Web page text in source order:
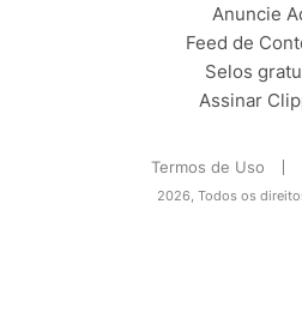
Anuncie
Feed de
Selos
Assinar
Termos de Uso
2026, Todos os